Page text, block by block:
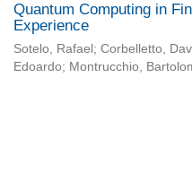
Quantum Computing in
Experience
Sotelo, Rafael ; Corbelletto,
Edoardo; Montrucchio,